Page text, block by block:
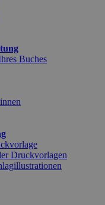
Buches
Druckvorlagen